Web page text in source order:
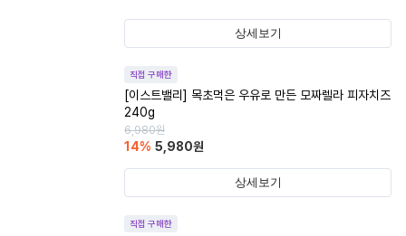
상세보기
직접 구매한
[이스트밸리] 목초먹은 우유로 만든 모짜렐라 피자치즈
240g
6,980원
14% 5,980원
상세보기
직접 구매한